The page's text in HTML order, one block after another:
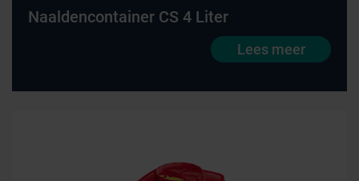
Naaldencontainer CS 4 Liter
Lees meer